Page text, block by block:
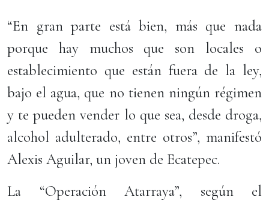
“En gran parte está bien, más que nada
porque hay muchos que son locales o
establecimiento que están fuera de la ley,
bajo el agua, que no tienen ningún régimen
y te pueden vender lo que sea, desde droga,
alcohol adulterado, entre otros”, manifestó
Alexis Aguilar, un joven de Ecatepec.
La “Operación Atarraya”, según el